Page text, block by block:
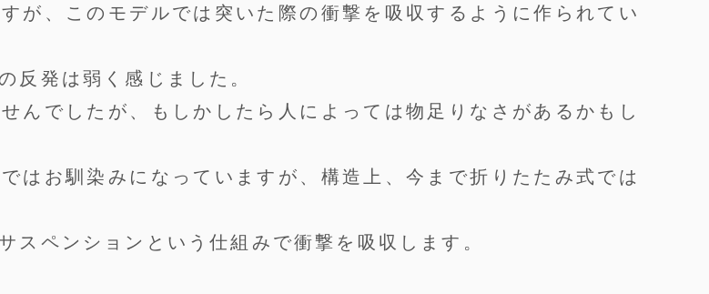
が、このモデルでは突いた際の衝撃を吸収するように作られてい
反発は弱く感じました。
んでしたが、もしかしたら人によっては物足りなさがあるかもし
はお馴染みになっていますが、構造上、今まで折りたたみ式では
スペンションという仕組みで衝撃を吸収します。